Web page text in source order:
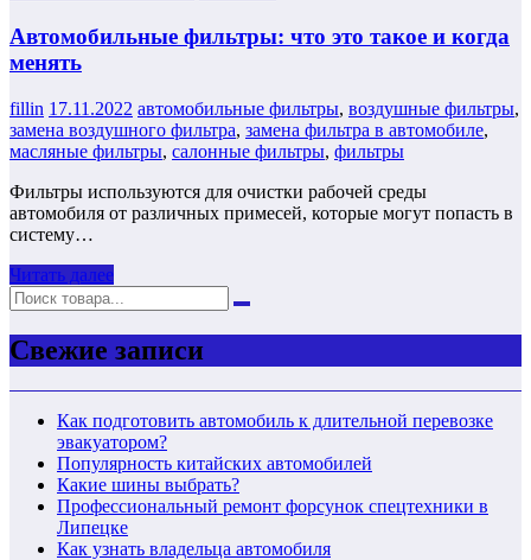
Автомобильные фильтры: что это такое и когда
менять
fillin 17.11.2022 автомобильные фильтры, воздушные фильтры,
замена воздушного фильтра, замена фильтра в автомобиле,
масляные фильтры, салонные фильтры, фильтры
Фильтры используются для очистки рабочей среды
автомобиля от различных примесей, которые могут попасть в
систему…
Читать далее
Свежие записи
Как подготовить автомобиль к длительной перевозке
эвакуатором?
Популярность китайских автомобилей
Какие шины выбрать?
Профессиональный ремонт форсунок спецтехники в
Липецке
Как узнать владельца автомобиля